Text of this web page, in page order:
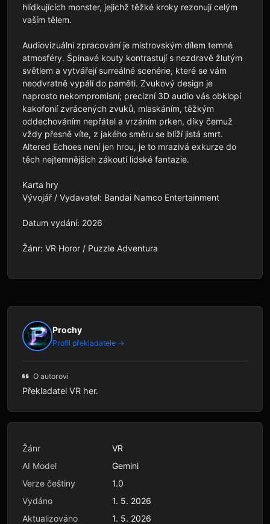
hlídkujících monster, jejichž těžké kroky rezonují celým
vaším tělem.
Audiovizuální zpracování je mistrovským dílem temné
atmosféry. Špinavé kouty kontrastují s nezdravě žlutým
světlem a vytvářejí surreálné scenérie, které se vám
neodvratně vypálí do paměti. Zvukový design je
naprosto nekompromisní; precizní 3D audio vás obklopí
kakofonií zvrácených zvuků, mlaskáním, těžkým
oddechováním nepřátel a vrzáním prken, díky čemuž
vždy přesně víte, z jakého směru se blíží jistá smrt.
Altered Echoes není jen hrou, je to mrazivá exkurze do
těch nejtemnějších zákoutí lidské fantazie.
Karta hry
Vývojář / Vydavatel: Bandai Namco Entertainment
Datum vydání: 2026
Žánr: VR Horor / Puzzle Adventura
Prochy
Profil překladatele →
O autorovi
Překladatel VR her.
Žánr
VR
AI Model
Gemini
Verze češtiny
1.0
Vydáno
1. 5. 2026
Aktualizováno
1. 5. 2026